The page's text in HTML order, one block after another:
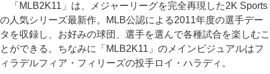
「MLB2K11」は、メジャーリーグを完全再現した2K Sports
の人気シリーズ最新作。MLB公認による2011年度の選手デー
タを収録し、お好みの球団、選手を選んで各種試合を楽しむこ
とができる。ちなみに「MLB2K11」のメインビジュアルはフ
ィラデルフィア・フィリーズの投手ロイ・ハラディ。